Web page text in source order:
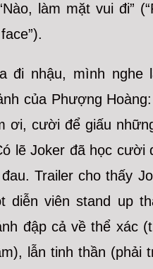
làm mặt vui đi”
đi nhậu, mình nghe
của Phượng
ơi, cười để giấu
lẽ Joker đã học cười
Trailer cho thấy
diễn viên stand up
đập cả về thể xác
lẫn tinh thần (phải